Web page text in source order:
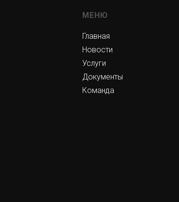
МЕНЮ
Главная
Новости
Услуги
Документы
Команда